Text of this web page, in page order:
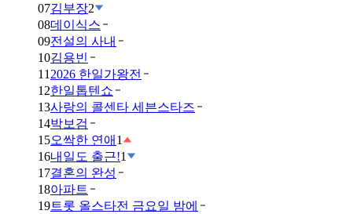
07김부장2
08데이식스
09전설의 사내
10김용빈
11 2026 한일가왕전
12한일톱텐쇼
13사랑의 콜센타 세븐스타즈
14박보검
15오싹한 연애 1
16내일도 출근!1
17결혼의 완성
18아파트
19트롯 올스타전 금요일 밤에